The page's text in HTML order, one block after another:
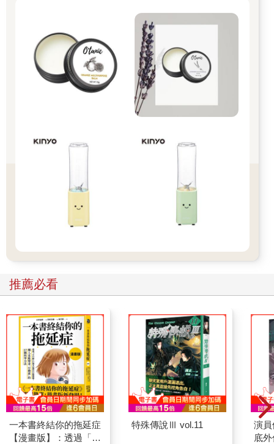
推薦必看
一本書終結你的拖延症
【漫畫版】：透過「小
特殊傳說Ⅲ vol.11
演
底